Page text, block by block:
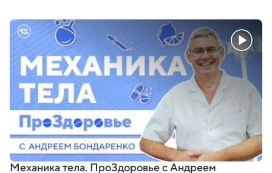
Механика тела. ПроЗдоровье с Андреем